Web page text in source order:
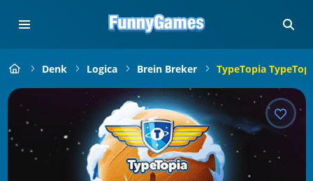
Denk Logica Brein Breker TypeTopia